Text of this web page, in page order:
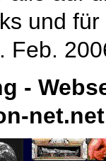
und
Feb.
-
net.net